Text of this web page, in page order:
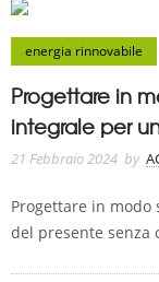
energia rinnovabile
Progettare in
integrale per
21 Febbraio 2024 by
Progettare in modo
del presente senza